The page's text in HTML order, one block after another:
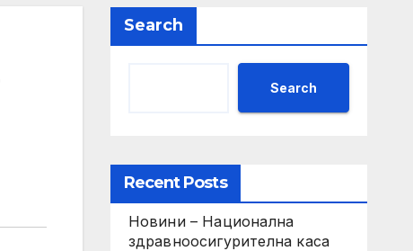
Search
Search
Recent Posts
Новини – Национална
здравноосигурителна каса